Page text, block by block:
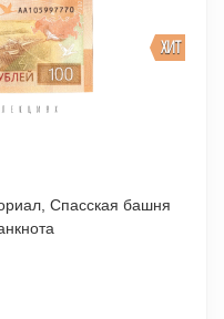
ХИТ
Спасская башня